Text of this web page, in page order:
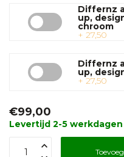
Differnz
up,
chroom
+ 27,50
Differnz
up,
+ 27,50
€99,00
Levertijd 2-5 werkdagen